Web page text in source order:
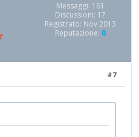
Messaggi: 161
Discussioni: 17
Registrato: Nov 2013
Reputazione: 0
#7